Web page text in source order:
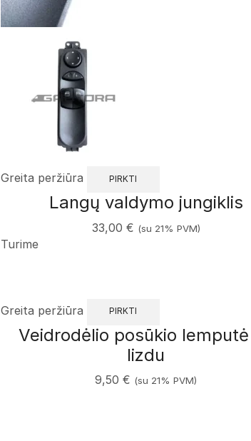
Greita peržiūra PIRKTI
Langų valdymo jungiklis
33,00 € (su 21% PVM)
Turime
Greita peržiūra PIRKTI
Veidrodėlio posūkio
lizdu
9,50€ (su 21% PVM)